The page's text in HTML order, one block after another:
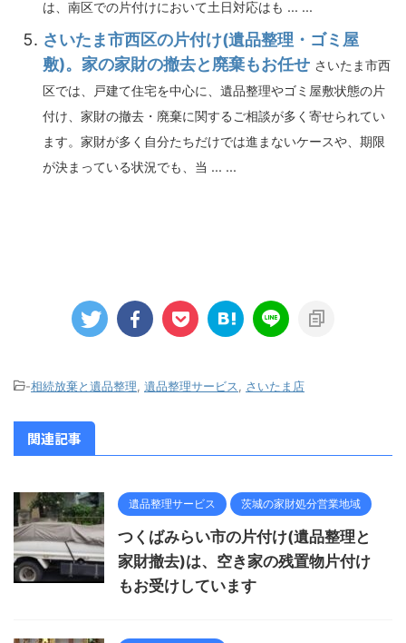
は、南区での片付けにおいて土日対応はも ... ...
さいたま市西区の片付け(遺品整理・ゴミ屋
敷)。家の家財の撤去と廃棄もお任せ さいたま市西
区では、戸建て住宅を中心に、遺品整理やゴミ屋敷状態の片
付け、家財の撤去・廃棄に関するご相談が多く寄せられてい
ます。家財が多く自分たちだけでは進まないケースや、期限
が決まっている状況でも、当 ... ...
-相続放棄と遺品整理, 遺品整理サービス, さいたま店
関連記事
遺品整理サービス 茨城の家財処分営業地域
つくばみらい市の片付け(遺品整理と
家財撤去)は、空き家の残置物片付け
もお受けしています